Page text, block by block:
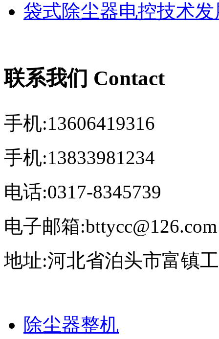
袋式除尘器电控技术发
联系我们 Contact
手机:13606419316
手机:13833981234
电话:0317-8345739
电子邮箱:bttycc@126.com
地址:河北省泊头市富镇
除尘器整机